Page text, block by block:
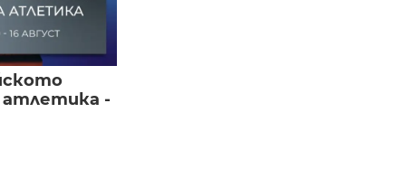
атлетика -